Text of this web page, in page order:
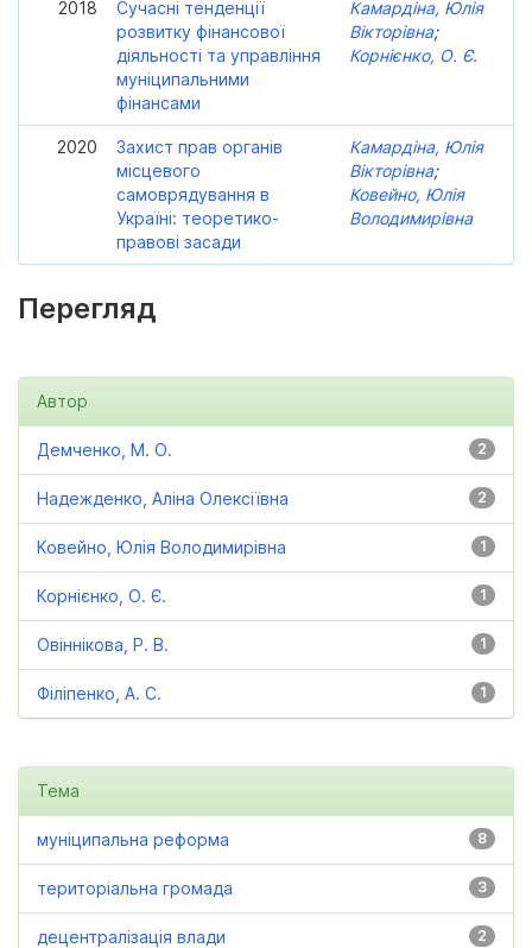
2018
Сучасні тенденції
розвитку фінансової
діяльності та управління
муніципальними
фінансами
Камардіна, Юлія
Вікторівна;
Корнієнко, О. Є.
2020
Захист прав органів
місцевого
самоврядування в
Україні: теоретико-
правові засади
Камардіна, Юлія
Вікторівна;
Ковейно, Юлія
Володимирівна
Перегляд
Автор
2
Демченко, М. О.
2
Надежденко, Аліна Олексіївна
1
Ковейно, Юлія Володимирівна
1
Корнієнко, О. Є.
1
Овіннікова, Р. В.
1
Філіпенко, А. С.
Тема
8
муніципальна реформа
3
територіальна громада
2
децентралізація влади